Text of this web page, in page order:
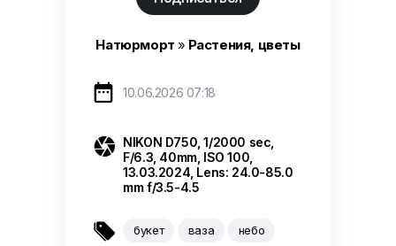
Натюрморт » Растения, цветы
 10.06.2026 07:18
 NIKON D750, 1/2000 sec,
F/6.3, 40mm, ISO 100,
13.03.2024, Lens: 24.0-85.0
mm f/3.5-4.5
 букет ваза небо